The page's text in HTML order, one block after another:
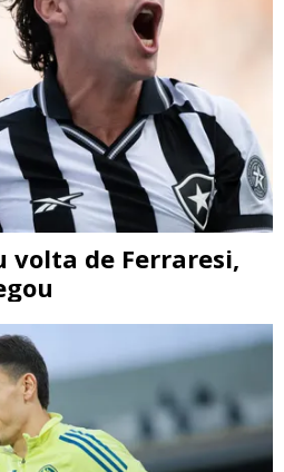
volta de Ferraresi,